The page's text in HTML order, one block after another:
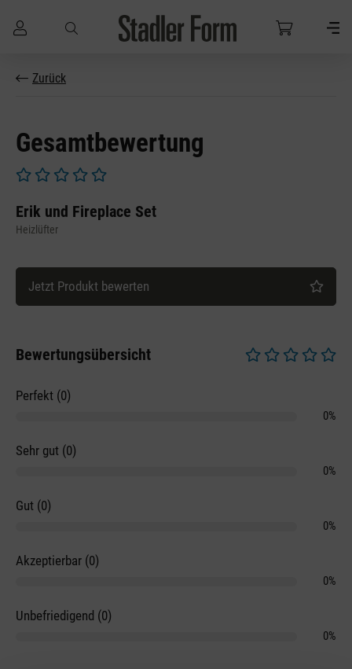
Zum Hauptinhalt springen
Zurück
Gesamtbewertung
Erik und Fireplace Set
Heizlüfter
Jetzt Produkt bewerten
Bewertungsübersicht
Perfekt (0)
0%
Sehr gut (0)
0%
Gut (0)
0%
Akzeptierbar (0)
0%
Unbefriedigend (0)
0%